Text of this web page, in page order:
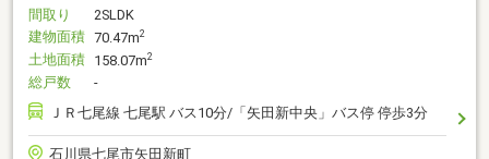
間取り
2SLDK
建物面積 70.47m2
土地面積 158.07m2
総戸数
-
ＪＲ七尾線 七尾駅 バス10分/「矢田新中央」バス停 停歩3分
石川県七尾市矢田新町